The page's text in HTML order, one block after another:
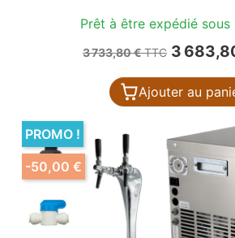
Prêt à être expédié
Prix de base
3 733,80 €TTC Prix
3
Ajouter au
PROMO !
-50,00 €